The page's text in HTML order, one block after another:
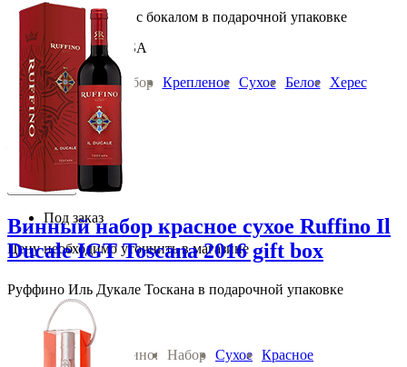
Херес Ла Ина Фино с бокалом в подарочной упаковке
Emilio Lustau SA
Вино: Набор Крепленое Сухое Белое
Херес
0.75 л 15 % алк
Испания Херес
1 680руб.
В корзину
Под заказ
Цену необходимо уточнить в магазине
Винный набор красное сухое Ruffino Il
Ducale IGT Toscana 2016 gift box
Руффино Иль Дукале Тоскана в подарочной упаковке
Ruffino
Вино: Набор Сухое Красное